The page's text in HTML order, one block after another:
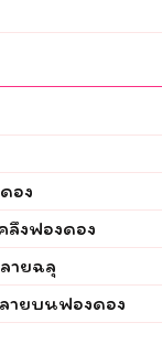
อง
ลึงฟองดอง
ายฉลุ
ยบนฟองดอง